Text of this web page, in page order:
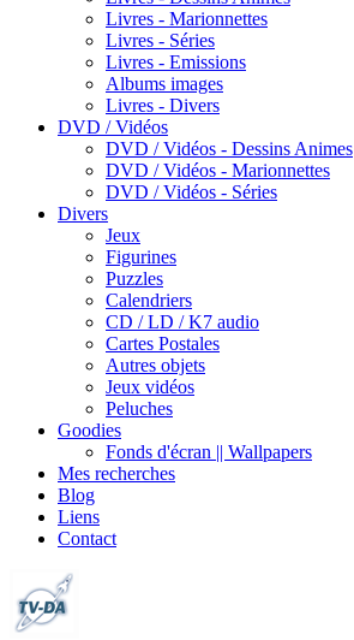
Livres - Marionnettes
Livres - Séries
Livres - Emissions
Albums images
Livres - Divers
DVD / Vidéos
DVD / Vidéos - Dessins Animes
DVD / Vidéos - Marionnettes
DVD / Vidéos - Séries
Divers
Jeux
Figurines
Puzzles
Calendriers
CD / LD / K7 audio
Cartes Postales
Autres objets
Jeux vidéos
Peluches
Goodies
Fonds d'écran || Wallpapers
Mes recherches
Blog
Liens
Contact